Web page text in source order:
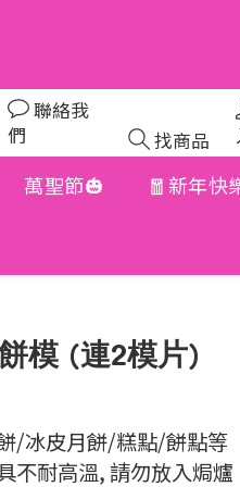
聯絡我
們
找商品
萬聖節🎃 🧧新年快
模 (連2模片)
/冰皮月餅/糕點/餅點等
不耐高溫, 請勿放入焗爐